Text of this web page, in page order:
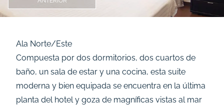
Ala Norte/Este
Compuesta por dos dormitorios, dos cuartos de
baño, un sala de estar y una cocina, esta suite
moderna y bien equipada se encuentra en la última
planta del hotel y goza de magníficas vistas al mar